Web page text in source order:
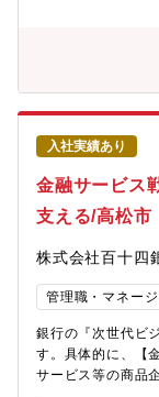
進、レイアウト変
タセンター、研修
です。各メンバー
しながら運営して
を活かしつつ、専
広い知見が身に付
が、お持ちのスキ
を活用した課題解
る課題・ニーズの
討と施策立上・導
ダーへの要件提示
ロジェクト管理（
Microsoft
ョンを用いたツー
ルの試行（PoC）
BPR方法論のブラ
だきます。・プロ
方針に基づき、実
策定し、その実行
携して見積を作成
のプロジェクト推
務・システム設計
入社実績あり
金融サービス
支える/高松市
株式会社百十四
管理職・マネー
銀行の『次世代ビ
す。具体的に、【
サービス等の商品